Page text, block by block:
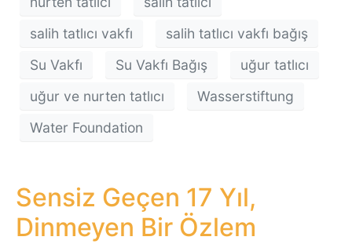
salih tatlıcı vakfı
salih tatlıcı vakfı bağış
Su Vakfı
Su Vakfı Bağış
uğur tatlıcı
uğur ve nurten tatlıcı
Wasserstiftung
Water Foundation
Sensiz Geçen 17 Yıl,
Dinmeyen Bir Özlem